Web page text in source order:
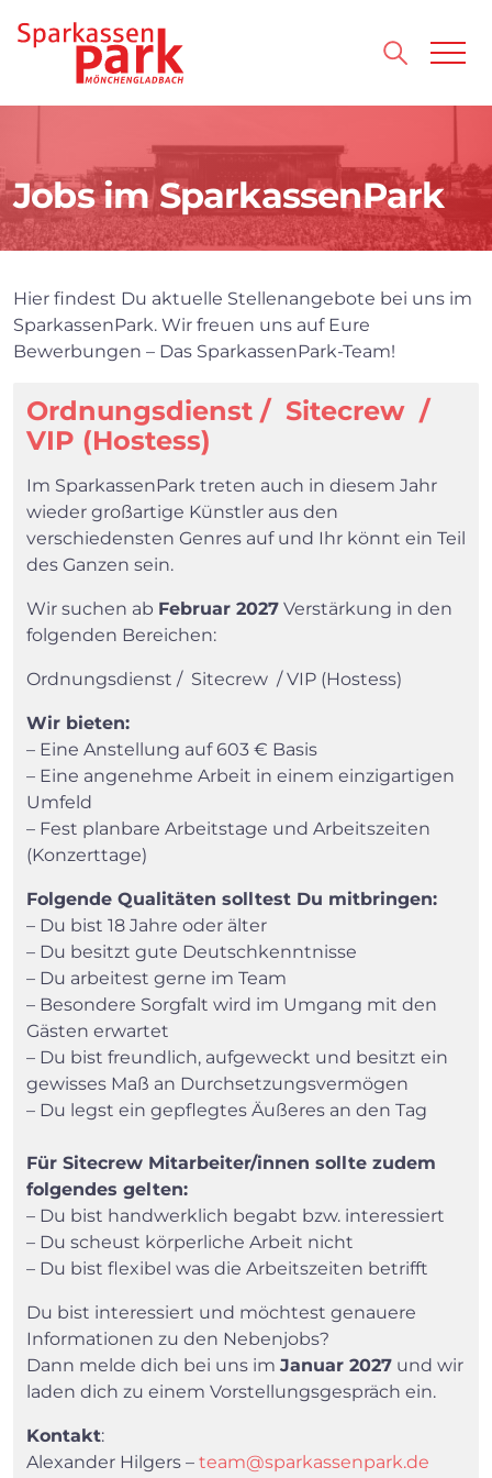
Jobs im SparkassenPark
Hier findest Du aktuelle Stellenangebote bei uns im
SparkassenPark. Wir freuen uns auf Eure
Bewerbungen – Das SparkassenPark-Team!
Ordnungsdienst / Sitecrew /
VIP (Hostess)
Im SparkassenPark treten auch in diesem Jahr
wieder großartige Künstler aus den
verschiedensten Genres auf und Ihr könnt ein Teil
des Ganzen sein.
Wir suchen ab Februar 2027 Verstärkung in den
folgenden Bereichen:
Ordnungsdienst / Sitecrew / VIP (Hostess)
Wir bieten:
– Eine Anstellung auf 603 € Basis
– Eine angenehme Arbeit in einem einzigartigen
Umfeld
– Fest planbare Arbeitstage und Arbeitszeiten
(Konzerttage)
Folgende Qualitäten solltest Du mitbringen:
– Du bist 18 Jahre oder älter
– Du besitzt gute Deutschkenntnisse
– Du arbeitest gerne im Team
– Besondere Sorgfalt wird im Umgang mit den
Gästen erwartet
– Du bist freundlich, aufgeweckt und besitzt ein
gewisses Maß an Durchsetzungsvermögen
– Du legst ein gepflegtes Äußeres an den Tag
Für Sitecrew Mitarbeiter/innen sollte zudem
folgendes gelten:
– Du bist handwerklich begabt bzw. interessiert
– Du scheust körperliche Arbeit nicht
– Du bist flexibel was die Arbeitszeiten betrifft
Du bist interessiert und möchtest genauere
Informationen zu den Nebenjobs?
Dann melde dich bei uns im Januar 2027 und wir
laden dich zu einem Vorstellungsgespräch ein.
Kontakt:
Alexander Hilgers – team@sparkassenpark.de